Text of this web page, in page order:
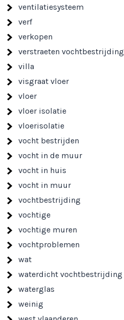
ventilatiesysteem
verf
verkopen
verstraeten vochtbestrijding
villa
visgraat vloer
vloer
vloer isolatie
vloerisolatie
vocht bestrijden
vocht in de muur
vocht in huis
vocht in muur
vochtbestrijding
vochtige
vochtige muren
vochtproblemen
wat
waterdicht vochtbestrijding
waterglas
weinig